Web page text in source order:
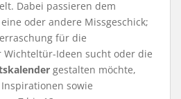
Dabei passieren dem
oder andere Missgeschick;
für die
Wichteltür-Ideen sucht oder die
gestalten möchte,
sowie